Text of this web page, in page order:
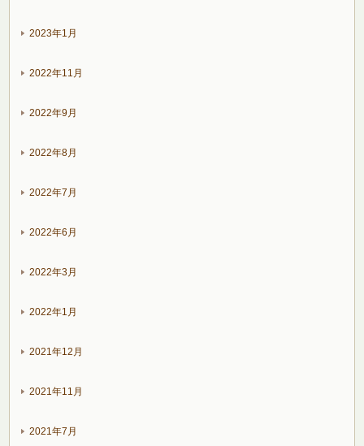
2023年1月
2022年11月
2022年9月
2022年8月
2022年7月
2022年6月
2022年3月
2022年1月
2021年12月
2021年11月
2021年7月